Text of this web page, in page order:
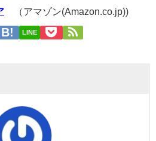
（アマゾン(Amazon.co.jp))
LINE